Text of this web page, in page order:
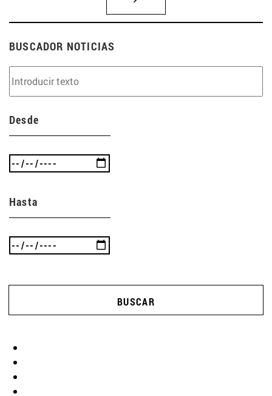
BUSCADOR NOTICIAS
Desde
Hasta
BUSCAR